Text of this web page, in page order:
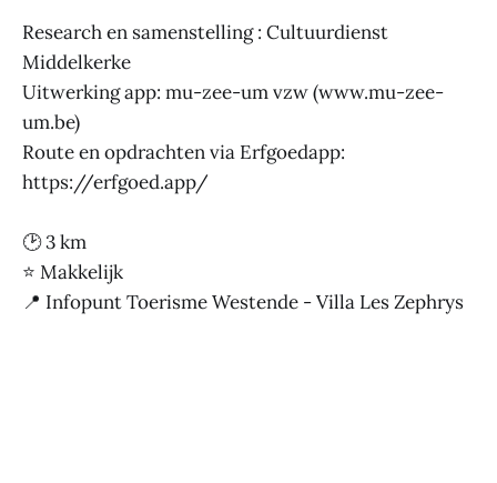
Research en samenstelling : Cultuurdienst
Middelkerke
Uitwerking app: mu-zee-um vzw (www.mu-zee-
um.be)
Route en opdrachten via Erfgoedapp:
https://erfgoed.app/
🕑 3 km
⭐ Makkelijk
📍 Infopunt Toerisme Westende - Villa Les Zephrys